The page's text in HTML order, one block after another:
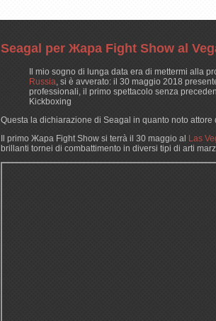
Seagal per Жара Fight Show al
Il mio sogno di lunga data era di mettermi alla
Russia, si è avverato: il 30 maggio 2018
professionali, il primo spettacolo senza
Kickboxing
Questa la dichiarazione di Seagal in quanto noto
Il primo Жара Fight Show si terrà il 30 maggio al Las
brillanti tornei di combattimento in diversi tipi di arti